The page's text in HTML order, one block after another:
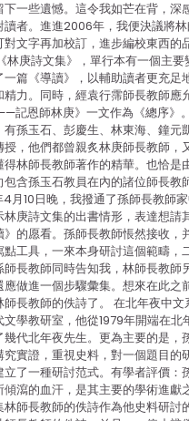
一些遺憾。這令我如芒在背，深
讀者。進進2006年，我便決議將
文字再加校訂，進步編校東西的
林庚詩文集》，單行本有一個主要
篇《導讀》，以輔助讀者更充足
力。同時，經袁行霈師長教師應
記恩師林庚》一文作為《總序》
孫玉石、彭慶生、林東海、鐘元
，他們都曾親炙林庚師長教師，
林師長教師著作的精華。也恰是
包含孫玉石教員在內的諸位師長教
月10日晚，我撥通了孫師長教師
林庚詩文集的出書情形，表達想請
的愿看。孫師長教師悵然接收，
工具，一來本身研討這個範疇，
長教師同時告知我，林師長教師
應做進一個步驟彙集。想來在此之
長教師的佚詩了。 在北年夜中文
學教研室，他從1979年開端在北
代北年夜先生。更為主要的是，
實證，重視史料，對一個題目的
了一種研討范式。有學者評價：
瀉的血汗，是其主要的學術進獻
師長教師的佚詩作為他史料研討